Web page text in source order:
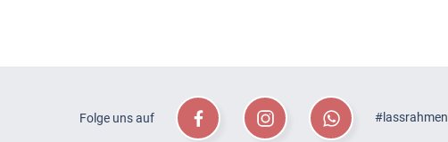
Folge uns auf #lassrahmen